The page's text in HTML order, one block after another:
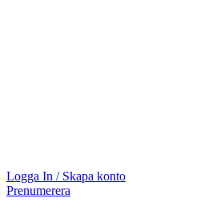
Logga In / Skapa konto
Prenumerera